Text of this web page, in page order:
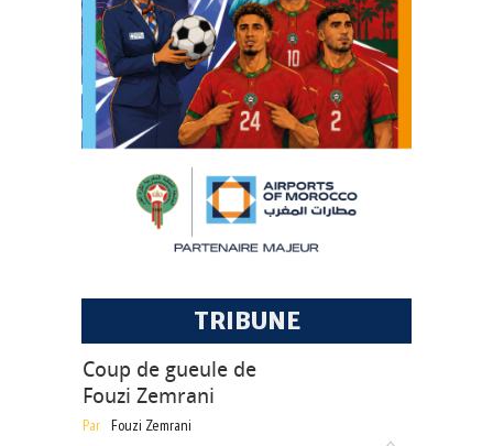
TRIBUNE
Coup de gueule de
Fouzi Zemrani
Par Fouzi Zemrani